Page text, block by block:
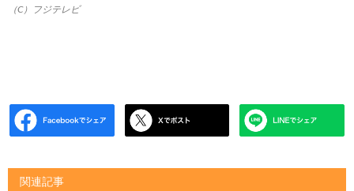
（C）フジテレビ
関連記事